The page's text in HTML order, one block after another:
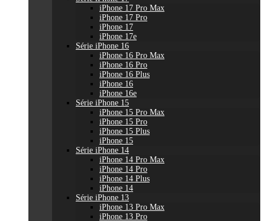
iPhone 17 Pro Max
iPhone 17 Pro
iPhone 17
iPhone 17e
Série iPhone 16
iPhone 16 Pro Max
iPhone 16 Pro
iPhone 16 Plus
iPhone 16
iPhone 16e
Série iPhone 15
iPhone 15 Pro Max
iPhone 15 Pro
iPhone 15 Plus
iPhone 15
Série iPhone 14
iPhone 14 Pro Max
iPhone 14 Pro
iPhone 14 Plus
iPhone 14
Série iPhone 13
iPhone 13 Pro Max
iPhone 13 Pro